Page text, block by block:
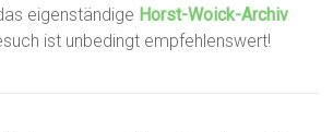
eigenständige Horst-Woick-Archiv
ist unbedingt empfehlenswert!